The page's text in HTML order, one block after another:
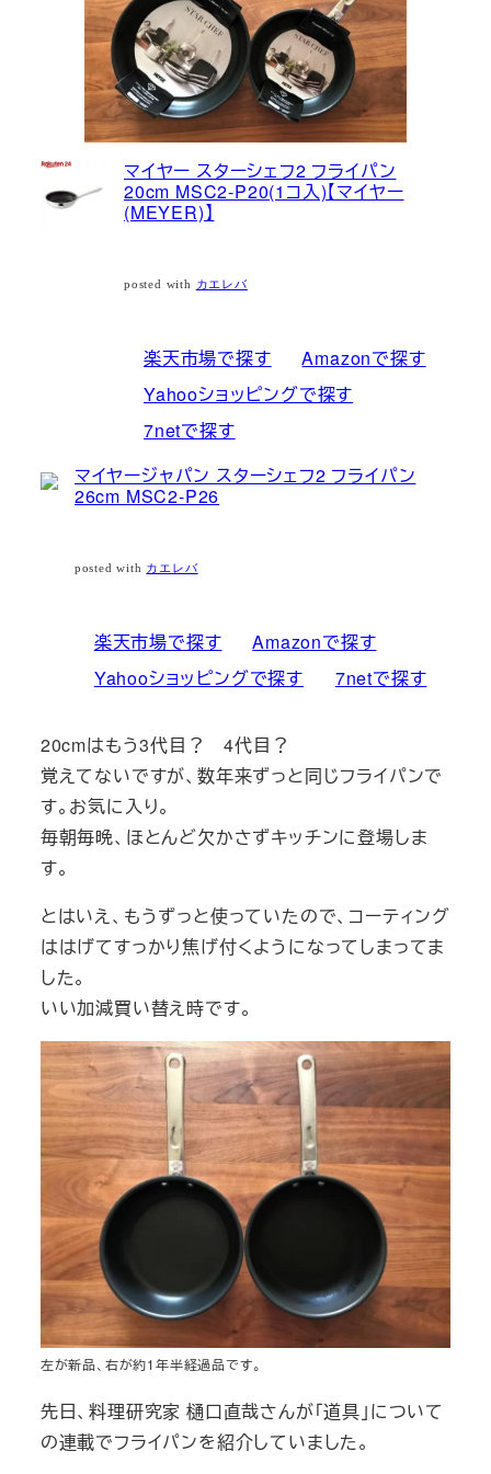
マイヤー スターシェフ2 フライパン
20cm MSC2-P20(1コ入)【マイヤー
(MEYER)】
posted with カエレバ
楽天市場で探す
Amazonで探す
Yahooショッピングで探す
7netで探す
マイヤージャパン スターシェフ2 フライパン
26cm MSC2-P26
posted with カエレバ
楽天市場で探す
Amazonで探す
Yahooショッピングで探す
7netで探す
20cmはもう3代目？ 4代目？
覚えてないですが、数年来ずっと同じフライパンで
す。お気に入り。
毎朝毎晩、ほとんど欠かさずキッチンに登場しま
す。
とはいえ、もうずっと使っていたので、コーティング
ははげてすっかり焦げ付くようになってしまってま
した。
いい加減買い替え時です。
左が新品、右が約1年半経過品です。
先日、料理研究家 樋口直哉さんが「道具」について
の連載でフライパンを紹介していました。